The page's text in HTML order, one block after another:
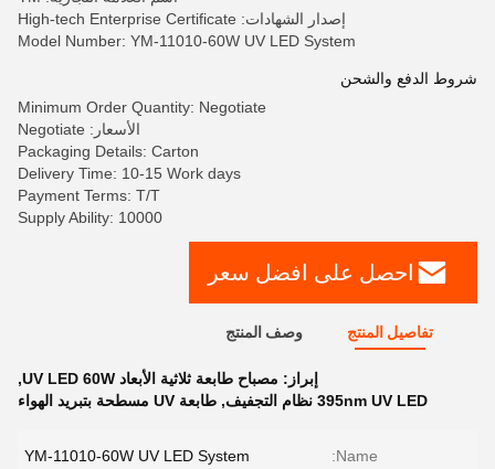
إصدار الشهادات: High-tech Enterprise Certificate
Model Number: YM-11010-60W UV LED System
شروط الدفع والشحن
Minimum Order Quantity: Negotiate
الأسعار: Negotiate
Packaging Details: Carton
Delivery Time: 10-15 Work days
Payment Terms: T/T
Supply Ability: 10000
احصل على افضل سعر
تفاصيل المنتج وصف المنتج
إبراز: مصباح طابعة ثلاثية الأبعاد UV LED 60W
,
395nm UV LED نظام التجفيف
, طابعة UV مسطحة بتبريد الهواء
Name:
YM-11010-60W UV LED System